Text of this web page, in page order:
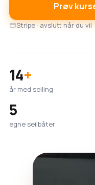
Prøv
Stripe · avslutt når du vil
14+
år med seiling
5
egne seilbåter